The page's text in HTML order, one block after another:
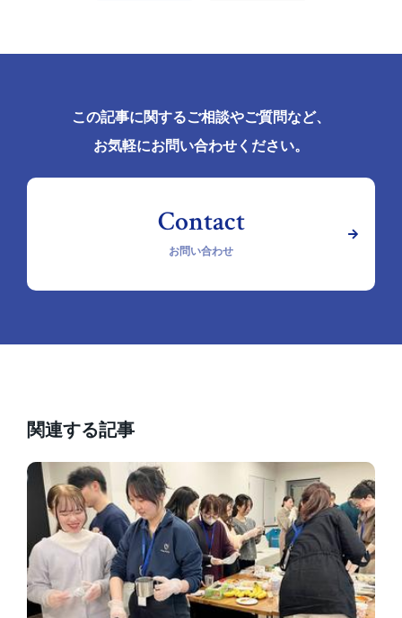
この記事に関するご相談やご質問など、
お気軽にお問い合わせください。
お問い合わせ
関連する記事